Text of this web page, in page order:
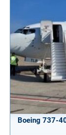
Boeing 737-